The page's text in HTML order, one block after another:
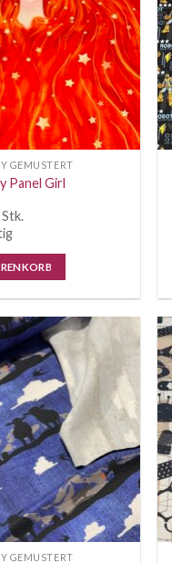
GEMUSTERT
Panel Girl
Auf die
Wunschliste
GEMUSTERT